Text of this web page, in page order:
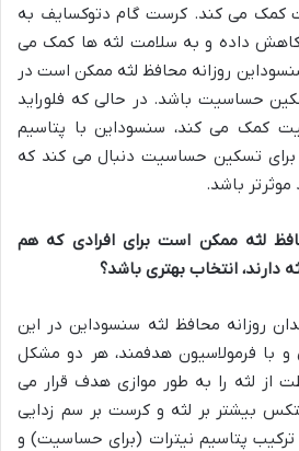
کمک می کند. کرست گام دتوکسایف به
کاهش داده و به سلامت لثه ها کمک می
روزانه محافظ لثه ممکن است در
حساسیت باشد. در حالی که فلوراید
کمک می کند، سنسوداین با پتاسیم
برای تسکین حساسیت دنبال می کند که
باشد.
لثه ممکن است برای افرادی که هم
انتخاب بهتری باشد؟
روزانه محافظ لثه سنسوداین در این
فرمولاسیون هدفمند، هر دو مشکل
از لثه را به طور موازی هدف قرار می
بیشتر بر لثه و کرست بر سم زدایی
ترکیب پتاسیم نیترات (برای حساسیت) و